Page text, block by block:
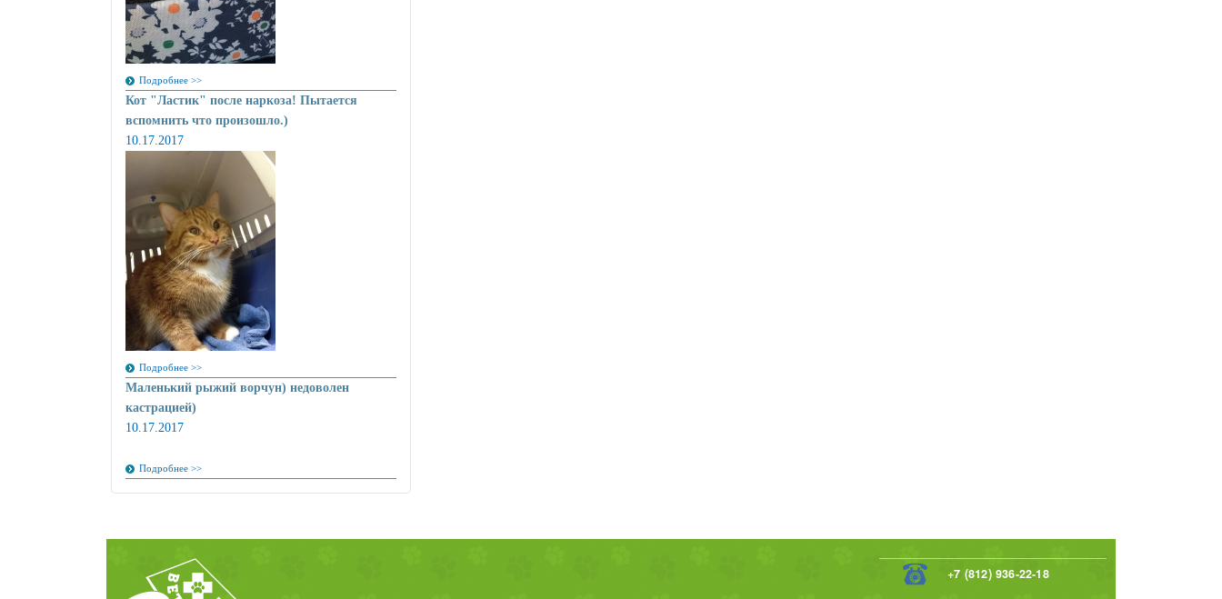
Подробнее >>
Кот "Ластик" после наркоза! Пытается
вспомнить что произошло.)
10.17.2017
Подробнее >>
Маленький рыжий ворчун) недоволен
кастрацией)
10.17.2017
Подробнее >>
+7 (812) 936-22-18